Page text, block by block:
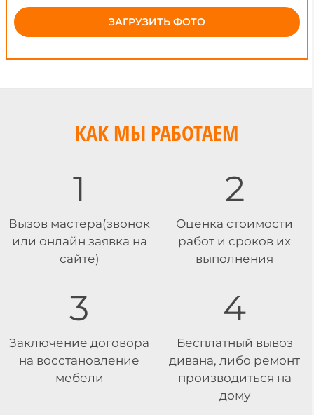
ЗАГРУЗИТЬ ФОТО
КАК МЫ РАБОТАЕМ
1
Вызов мастера(звонок
или онлайн заявка на
сайте)
2
Оценка стоимости
работ и сроков их
выполнения
3
Заключение договора
на восстановление
мебели
4
Бесплатный вывоз
дивана, либо ремонт
производиться на
дому